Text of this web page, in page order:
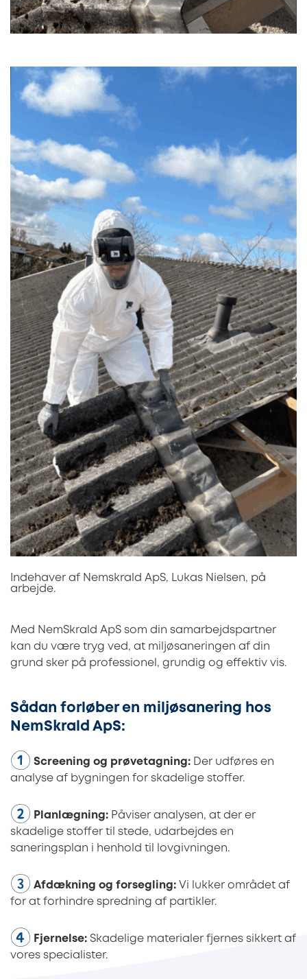
Indehaver af Nemskrald ApS, Lukas Nielsen, på
arbejde.
Med NemSkrald ApS som din samarbejdspartner
kan du være tryg ved, at miljøsaneringen af din
grund sker på professionel, grundig og effektiv vis.
Sådan forløber en miljøsanering hos
NemSkrald ApS:
Screening og prøvetagning: Der udføres en
analyse af bygningen for skadelige stoffer.
Planlægning: Påviser analysen, at der er
skadelige stoffer til stede, udarbejdes en
saneringsplan i henhold til lovgivningen.
Afdækning og forsegling: Vi lukker området af
for at forhindre spredning af partikler.
Fjernelse: Skadelige materialer fjernes sikkert af
vores specialister.